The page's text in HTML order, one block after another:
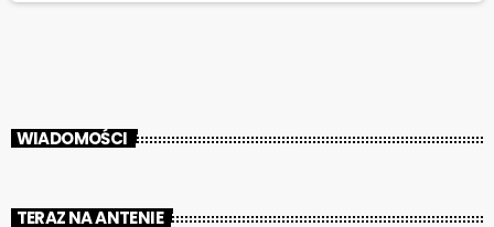
WIADOMOŚCI
TERAZ NA ANTENIE